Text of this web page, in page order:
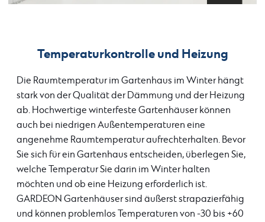
Temperaturkontrolle und Heizung
Die Raumtemperatur im Gartenhaus im Winter hängt
stark von der Qualität der Dämmung und der Heizung
ab. Hochwertige winterfeste Gartenhäuser können
auch bei niedrigen Außentemperaturen eine
angenehme Raumtemperatur aufrechterhalten. Bevor
Sie sich für ein Gartenhaus entscheiden, überlegen Sie,
welche Temperatur Sie darin im Winter halten
möchten und ob eine Heizung erforderlich ist.
GARDEON Gartenhäuser sind äußerst strapazierfähig
und können problemlos Temperaturen von -30 bis +60